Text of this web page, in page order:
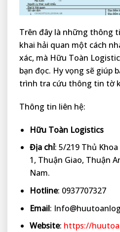
Trên đây là những thông
khai hải quan một cách
xác, mà Hữu Toàn
bạn đọc. Hy vọng sẽ giúp
trình tra cứu thông tin tờ
Thông tin liên hệ:
Hữu Toàn Logistics
Địa chỉ: 5/219 Thủ
1, Thuận Giao, Thuận
Nam.
Hotline: 0937707327
Email:
Website: https://